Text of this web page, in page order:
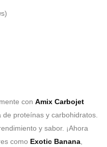
con Amix Carbojet
de proteínas y carbohidratos.
y sabor. ¡Ahora
como Exotic Banana